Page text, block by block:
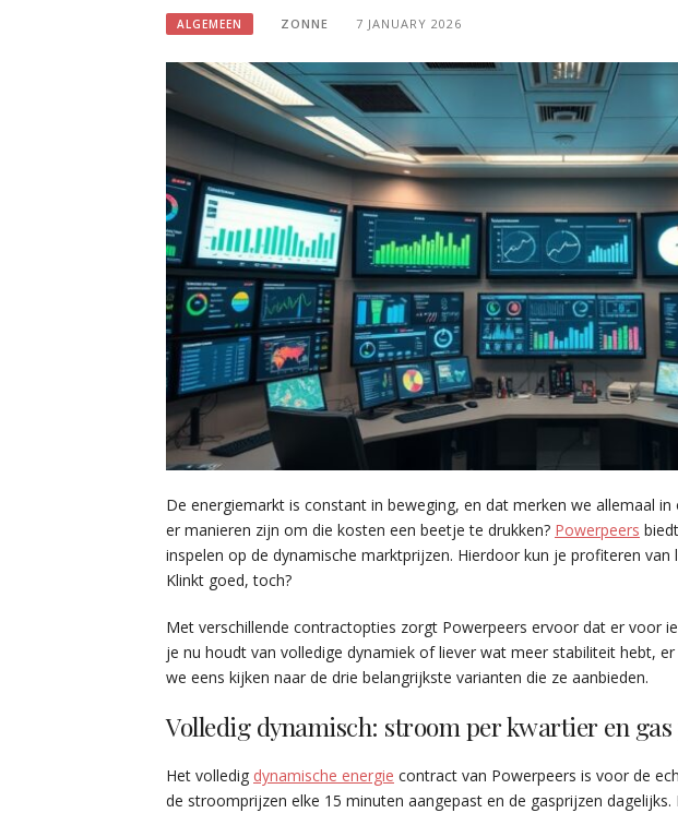
ALGEMEEN ZONNE 7 JANUARY 2026
De energiemarkt is constant in beweging, en dat merken we allemaal
er manieren zijn om die kosten een beetje te drukken? Powerpeers
inspelen op de dynamische marktprijzen. Hierdoor kun je profiteren van
Klinkt goed, toch?
Met verschillende contractopties zorgt Powerpeers ervoor dat er voor
je nu houdt van volledige dynamiek of liever wat meer stabiliteit hebt,
we eens kijken naar de drie belangrijkste varianten die ze aanbieden.
Volledig dynamisch: stroom per kwartier en
Het volledig dynamische energie contract van Powerpeers is voor de
de stroomprijzen elke 15 minuten aangepast en de gasprijzen